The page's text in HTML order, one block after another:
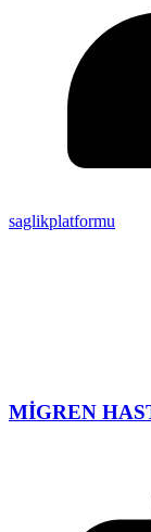
saglikplatformu
MİGREN